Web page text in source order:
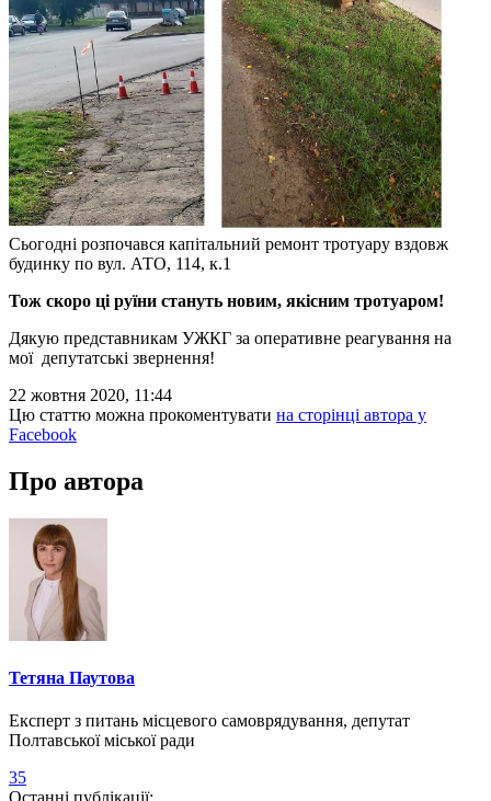
Сьогодні розпочався капітальний ремонт тротуару вздовж
будинку по вул. АТО, 114, к.1
Тож скоро ці руїни стануть новим, якісним тротуаром!
Дякую представникам УЖКГ за оперативне реагування на
мої депутатські звернення!
22 жовтня 2020, 11:44
Цю статтю можна прокоментувати на сторінці автора у
Facebook
Про автора
Тетяна Паутова
Експерт з питань місцевого самоврядування, депутат
Полтавської міської ради
35